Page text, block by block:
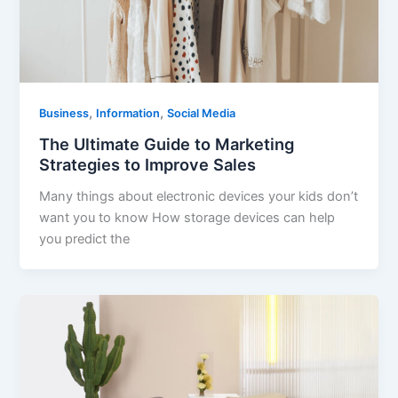
Business, Information,Social Media
The Ultimate Guide to Marketing
Strategies to Improve Sales
Many things about electronic devices your kids don’t
want you to know How storage devices can help
you predict the